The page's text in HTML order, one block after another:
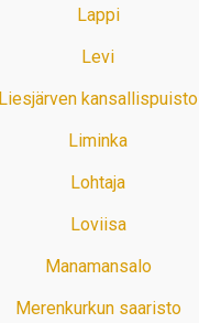
Lappi
Levi
Liesjärven kansallispuisto
Liminka
Lohtaja
Loviisa
Manamansalo
Merenkurkun saaristo